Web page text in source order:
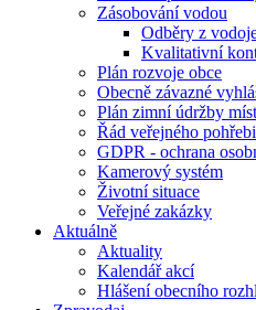
Zásobování vodou
Odběry z
Kvalitativní
Plán rozvoje obce
Obecně závazné
Plán zimní údržby
Řád veřejného
GDPR - ochrana
Kamerový systém
Životní situace
Veřejné zakázky
Aktuálně
Aktuality
Kalendář akcí
Hlášení obecního